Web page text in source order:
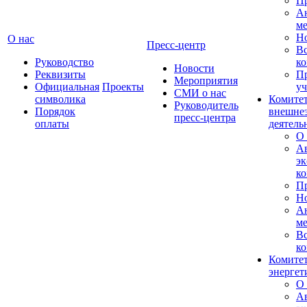
О нас
Руководство
Реквизиты
Официальная
символика
Порядок
оплаты
Проекты
Пресс-центр
Новости
Мероприятия
СМИ о нас
Руководитель
пресс-центра
О
О